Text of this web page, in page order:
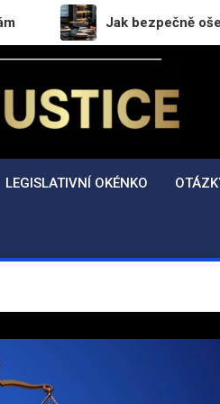
Jak bezpečně ošetřit přechod
v praxi
LEGISLATIVNÍ OKÉNKO